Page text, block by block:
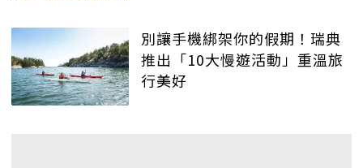
別讓手機綁架你的假期！瑞典
推出「10大慢遊活動」重溫旅
行美好